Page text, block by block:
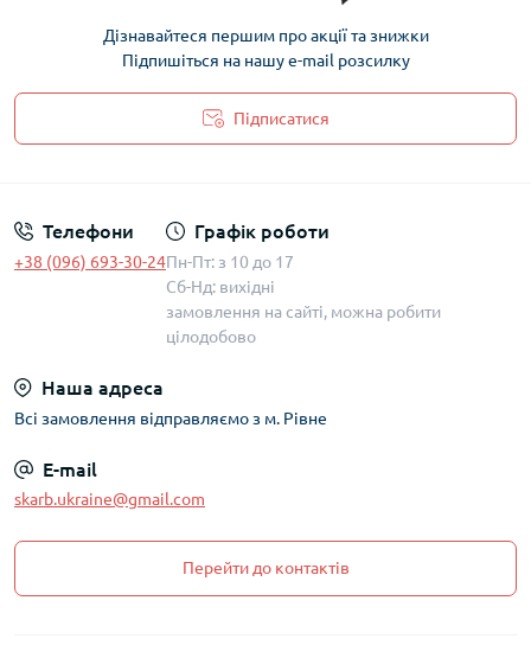
Дізнавайтеся першим про акції та знижки
Підпишіться на нашу e-mail розсилку
Підписатися
Телефони
+38 (096) 693-30-24
Графік роботи
Пн-Пт: з 10 до 17
Сб-Нд: вихідні
замовлення на сайті, можна робити
цілодобово
Наша адреса
Всі замовлення відправляємо з м. Рівне
E-mail
skarb.ukraine@gmail.com
Перейти до контактів